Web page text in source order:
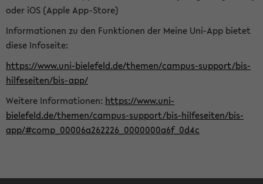
oder iOS (Apple App-Store)
Informationen zu den Funktionen der Meine Uni-App bietet
diese Infoseite:
https://www.uni-bielefeld.de/themen/campus-support/bis-
hilfeseiten/bis-app/
Weitere Informationen: https://www.uni-
bielefeld.de/themen/campus-support/bis-hilfeseiten/bis-
app/#comp_00006a262226_0000000a6f_0d4c